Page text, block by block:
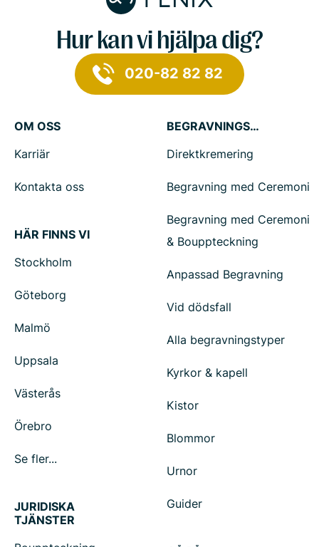
Hur kan vi hjälpa dig?
020-82 82 82
OM OSS
Karriär
Kontakta oss
HÄR FINNS VI
Stockholm
Göteborg
Malmö
Uppsala
Västerås
Örebro
Se fler...
BEGRAVNINGSTJÄNSTER
Direktkremering
Begravning med Ceremoni
Begravning med Ceremoni
& Bouppteckning
Anpassad Begravning
Vid dödsfall
Alla begravningstyper
Kyrkor & kapell
Kistor
Blommor
Urnor
Guider
JURIDISKA
TJÄNSTER